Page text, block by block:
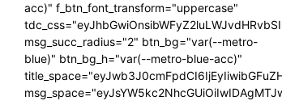
acc)" f_btn_font_transform="uppercase"
msg_succ_radius="2" btn_bg="var(--metro-
blue)" btn_bg_h="var(--metro-blue-acc)"